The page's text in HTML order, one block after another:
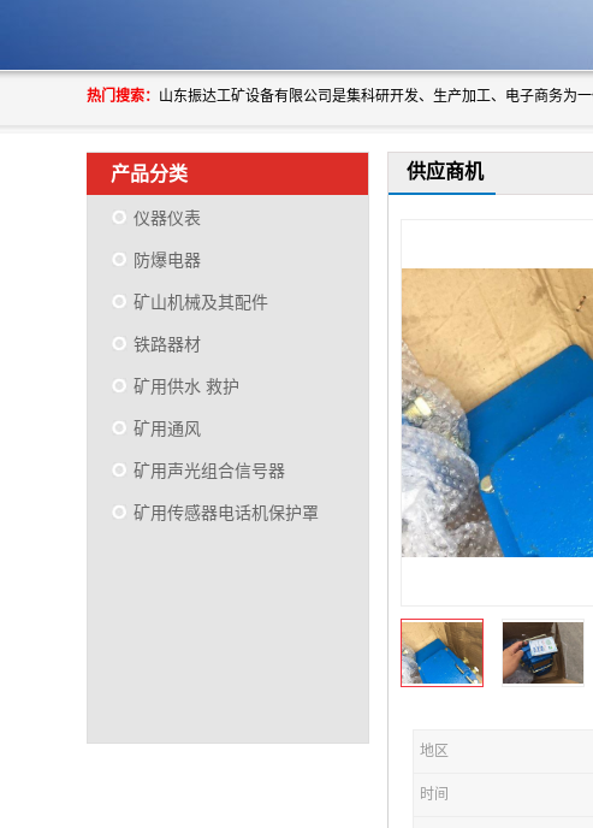
热门搜索：
产品分类
仪器仪表
防爆电器
矿山机械及其配件
铁路器材
矿用供水 救护
矿用通风
矿用声光组合信号器
矿用传感器电话机保护罩
供应商机
地区
时间